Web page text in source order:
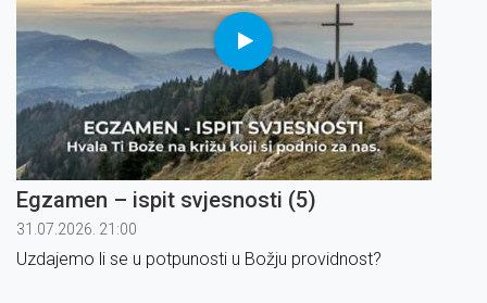
Egzamen – ispit svjesnosti (5)
31.07.2026. 21:00
Uzdajemo li se u potpunosti u Božju providnost?